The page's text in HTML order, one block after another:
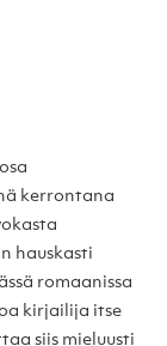
kerrontana
hauskasti
romaanissa
kirjailija itse
siis mieluusti